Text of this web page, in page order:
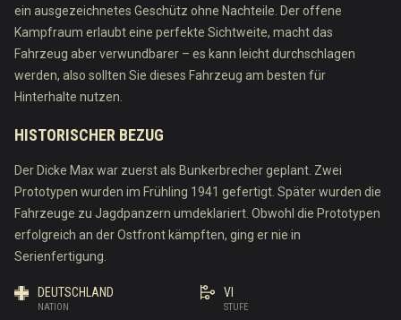
ein ausgezeichnetes Geschütz ohne Nachteile. Der offene
Kampfraum erlaubt eine perfekte Sichtweite, macht das
Fahrzeug aber verwundbarer – es kann leicht durchschlagen
werden, also sollten Sie dieses Fahrzeug am besten für
Hinterhalte nutzen.
HISTORISCHER BEZUG
Der Dicke Max war zuerst als Bunkerbrecher geplant. Zwei
Prototypen wurden im Frühling 1941 gefertigt. Später wurden die
Fahrzeuge zu Jagdpanzern umdeklariert. Obwohl die Prototypen
erfolgreich an der Ostfront kämpften, ging er nie in
Serienfertigung.
NATION
DEUTSCHLAND
STUFE
VI